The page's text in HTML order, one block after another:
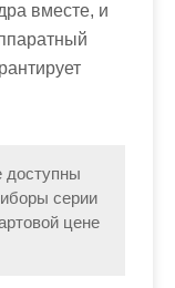
вместе, и
доступны
серии
цене